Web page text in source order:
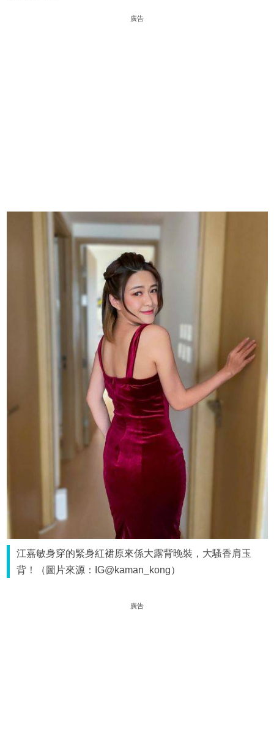
廣告
江嘉敏身穿的緊身紅裙原來係大露背晚裝，大騷香肩玉
背！（圖片來源：IG@kaman_kong）
廣告